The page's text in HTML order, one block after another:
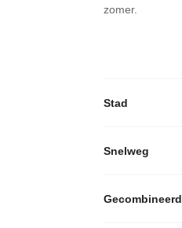
zomer.
Stad
Snelweg
Gecombineerd